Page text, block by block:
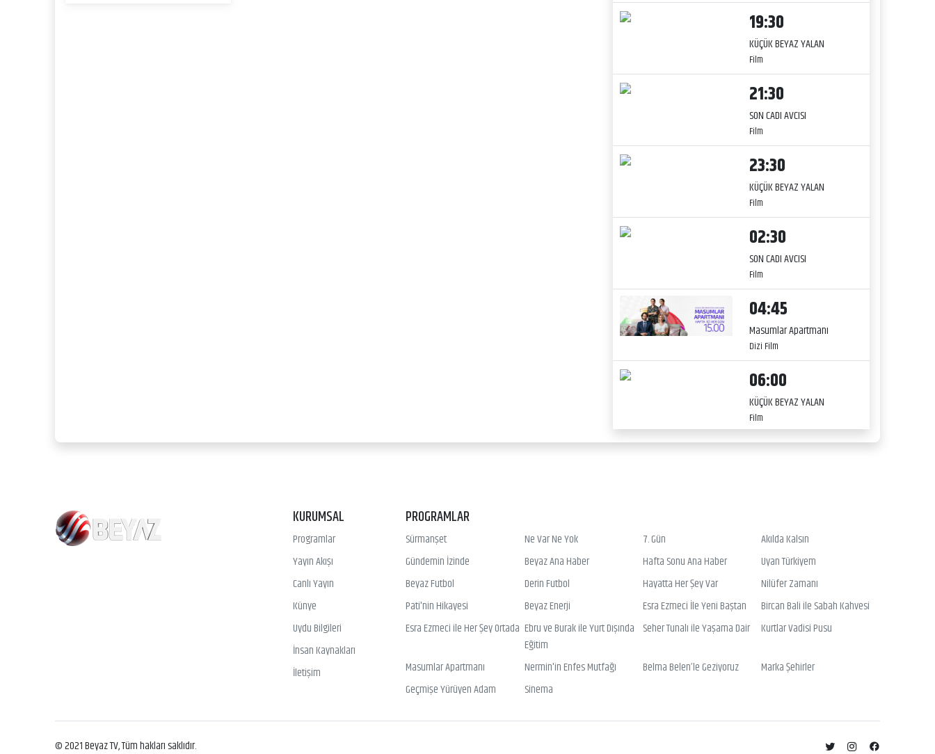
19:30
KÜÇÜK BEYAZ YALAN
Film
21:30
SON CADI AVCISI
Film
23:30
KÜÇÜK BEYAZ YALAN
Film
02:30
SON CADI AVCISI
Film
04:45
Masumlar Apartmanı
Dizi Film
06:00
KÜÇÜK BEYAZ YALAN
Film
KURUMSAL
Programlar
Yayın Akışı
Canlı Yayın
Künye
Uydu Bilgileri
İnsan Kaynakları
İletişim
PROGRAMLAR
Sürmanşet Ne Var Ne Yok 7. Gün
Akılda Kalsın
Gündemin İzinde
Beyaz Ana Haber Hafta Sonu Ana Haber
Uyan Türkiyem
Beyaz Futbol
Derin Futbol Hayatta Her Şey Var
Nilüfer Zamanı
Pati'nin Hikayesi
Beyaz Enerji Esra Ezmeci İle Yeni Baştan
Bircan Bali ile Sabah Kahvesi
Esra Ezmeci ile Her Şey Ortada Ebru ve Burak ile Yurt Dışında
Eğitim
Seher Tunalı ile Yaşama Dair Kurtlar Vadisi Pusu
Masumlar Apartmanı Nermin'in Enfes Mutfağı Belma Belen’le Geziyoruz
Marka Şehirler
Geçmişe Yürüyen Adam
Sinema
© 2021 Beyaz TV, Tüm hakları saklıdır.